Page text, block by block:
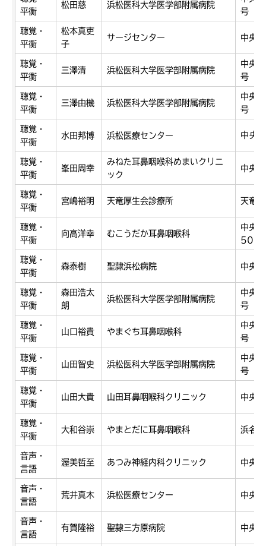
平衡
松田慈 浜松医科大学医学部附属病院
号
聴覚・
平衡
松本真吏
子
サージセンター 中央
聴覚・
平衡
三澤清 浜松医科大学医学部附属病院
中央
号
聴覚・
平衡
三澤由機 浜松医科大学医学部附属病院
中央
号
聴覚・
平衡
水田邦博 浜松医療センター 中央
聴覚・
平衡
峯田周幸
みねた耳鼻咽喉科めまいクリニ
ック
中央
聴覚・
平衡
宮嶋裕明 天竜厚生会診療所 天竜
聴覚・
平衡
向高洋幸 むこうだか耳鼻咽喉科
中央
503
聴覚・
平衡
森泰樹 聖隷浜松病院 中央
聴覚・
平衡
森田浩太
朗
浜松医科大学医学部附属病院
中央
号
聴覚・
平衡
山口裕貴 やまぐち耳鼻咽喉科
中央
号
聴覚・
平衡
山田智史 浜松医科大学医学部附属病院
中央
号
聴覚・
平衡
山田大貴 山田耳鼻咽喉科クリニック 中央
聴覚・
平衡
大和谷崇 やまとだに耳鼻咽喉科 浜名
音声・
言語
渥美哲至 あつみ神経内科クリニック 中央
音声・
言語
荒井真木 浜松医療センター 中央
音声・
言語
有賀隆裕 聖隷三方原病院 中央